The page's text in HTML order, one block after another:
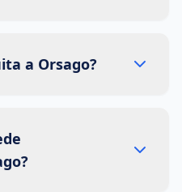
a Orsago?